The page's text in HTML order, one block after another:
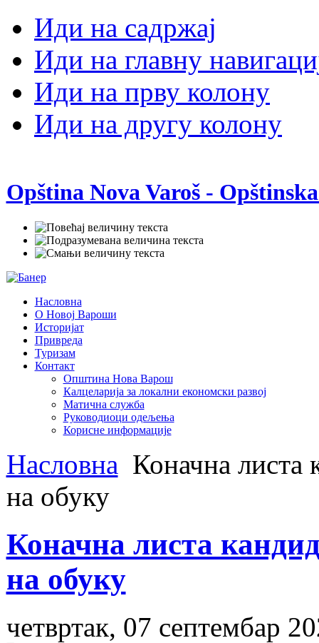
Иди на садржај
Иди на главну
Иди на прву колону
Иди на другу колону
Opština Nova Varoš -
Насловна
О Новој Вароши
Историјат
Привреда
Туризам
Контакт
Општина Нова Варош
Калцеларија за локални економски развој
Матична служба
Руководиоци одељења
Корисне информације
Насловна Коначна листа
на обуку
Коначна листа
на обуку
четвртак, 07 септембар